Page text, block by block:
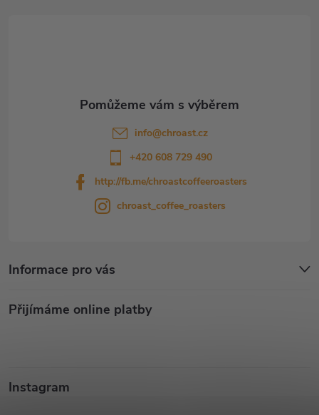
info@chroast.cz
+420 608 729 490
http://fb.me/chroastcoffeeroasters
chroast_coffee_roasters
Informace pro vás
Přijímáme online platby
Instagram